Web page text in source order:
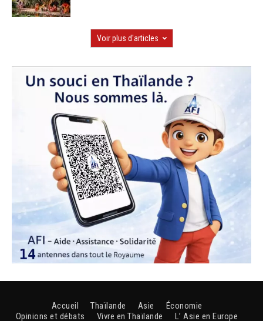
Voir plus d'articles
Accueil Thaïlande Asie
Économie
Opinions et débats
Vivre en Thaïlande L’ Asie en Europe